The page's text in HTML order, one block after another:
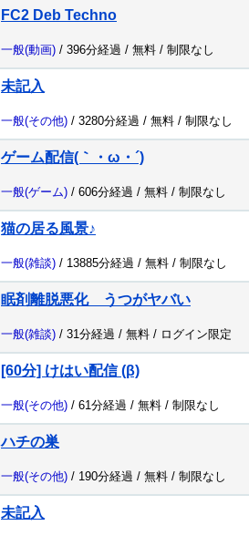
FC2 Deb Techno
一般(動画) / 396分経過 / 無料 / 制限なし
未記入
一般(その他) / 3280分経過 / 無料 / 制限なし
ゲーム配信(｀・ω・´)
一般(ゲーム) / 606分経過 / 無料 / 制限なし
猫の居る風景♪
一般(雑談) / 13885分経過 / 無料 / 制限なし
眠剤離脱悪化 うつがヤバい
一般(雑談) / 31分経過 / 無料 / ログイン限定
[60分] けはい配信 (β)
一般(その他) / 61分経過 / 無料 / 制限なし
ハチの巣
一般(その他) / 190分経過 / 無料 / 制限なし
未記入